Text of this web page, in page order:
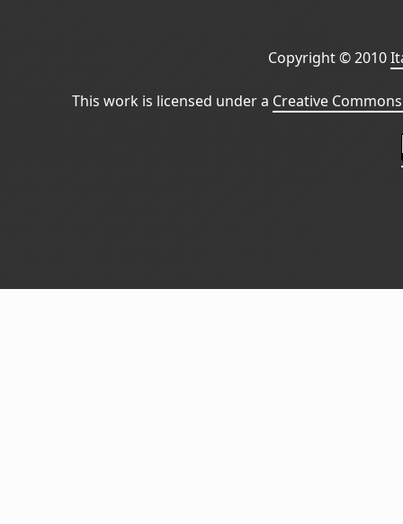
Copyright © 2010
This work is licensed under a Creative